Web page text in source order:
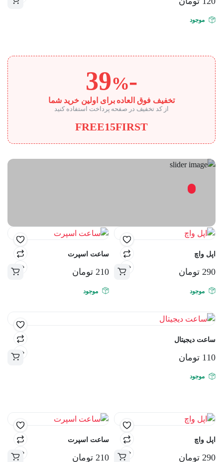
موجود
-39
%
تخفیف فوق العاده برای اولین خرید شما
از کد تخفیف در صفحه پرداخت استفاده کنید
FREE15FIRST
اپل واچ
290 تومان
موجود
ساعت اسپرت
210 تومان
موجود
ساعت دیجیتال
110 تومان
موجود
اپل واچ
290 تومان
ساعت اسپرت
210 تومان